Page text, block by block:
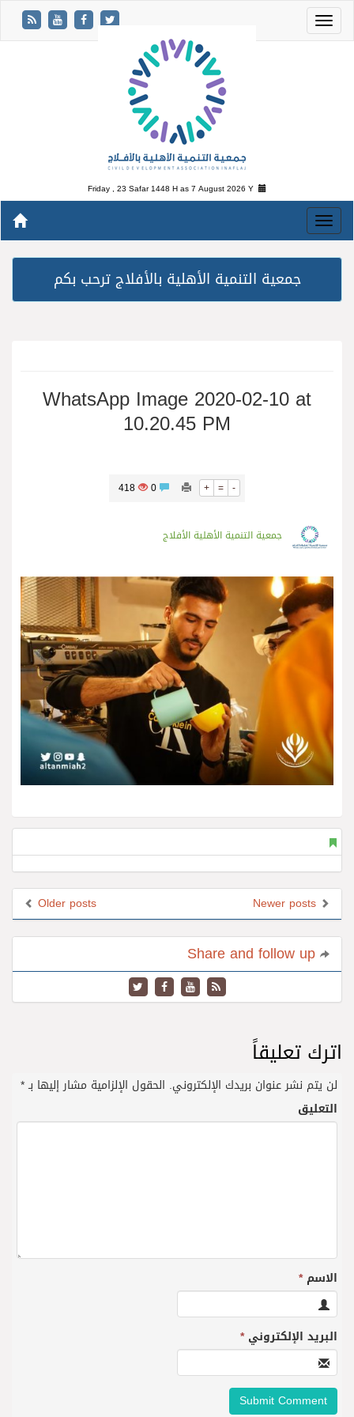
Friday , 23 Safar 1448 H as7 August 2026 Y
جمعية التنمية الأهلية بالأفلاج ترحب بكم
WhatsApp Image 2020-02-10 at
10.20.45 PM
+ = -
418
جمعية التنمية الأهلية الأفلاج
Older posts
اترك تعليقاً
لن يتم نشر عنوان بريدك الإلكتروني. الحقول الإلزامية مشار إليها بـ*
التعليق
الاسم*
البريد الإلكتروني*